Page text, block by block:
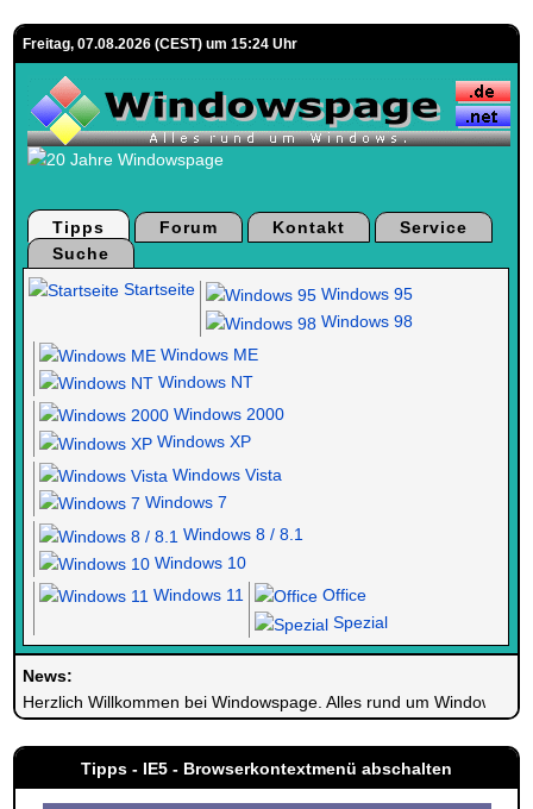
Freitag, 07.08.2026 (CEST) um 15:24 Uhr
Tipps Forum Kontakt
Service
Suche
Startseite
Windows 95
Windows 98
Windows ME
Windows NT
Windows 2000
Windows XP
Windows Vista
Windows 7
Windows 8 / 8.1
Windows 10
Windows 11
Office
Spezial
News:
Herzlich Willkommen bei Windowspage. Alles rund um Windows.
Tipps - IE5 - Browserkontextmenü abschalten